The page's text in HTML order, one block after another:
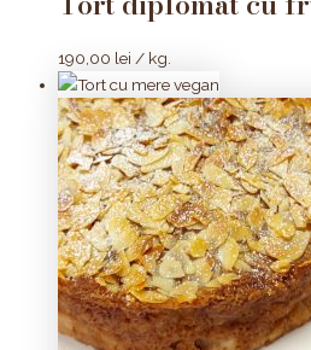
190,00 lei / kg.